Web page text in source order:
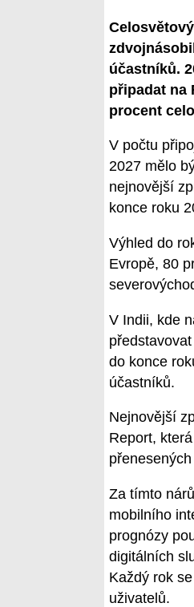
účastníků.
připadat na
procent
V počtu
2027 mělo
nejnovější
konce roku
Výhled do
Evropě, 80
V Indii, kde
do konce
účastníků.
Nejnovější
Report,
Za tímto
mobilního
prognózy
digitálních
Každý rok
uživatelů.